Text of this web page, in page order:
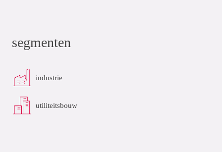
segmenten
industrie
utiliteitsbouw